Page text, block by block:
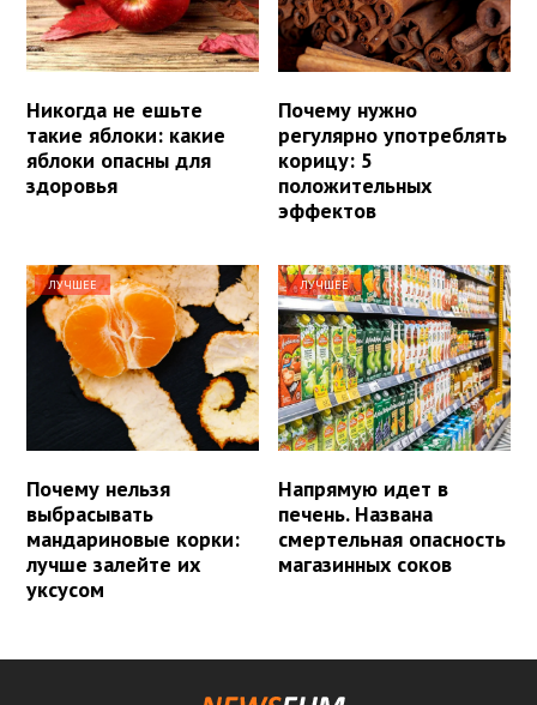
Никогда не ешьте
такие яблоки: какие
яблоки опасны для
здоровья
Почему нужно
регулярно употреблять
корицу: 5
положительных
эффектов
ЛУЧШЕЕ
Почему нельзя
выбрасывать
мандариновые корки:
лучше залейте их
уксусом
ЛУЧШЕЕ
Напрямую идет в
печень. Названа
смертельная опасность
магазинных соков